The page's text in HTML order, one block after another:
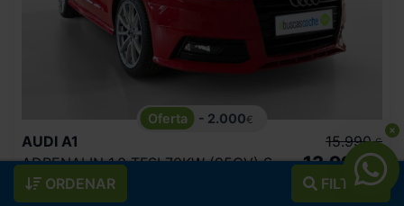
ORDENAR FILTROS
- 2.000€
AUDI A1
ADRENALIN 1.0 TFSI 70KW (95CV) SPORTBACK
67.604 km
15.990 €
13.990 €
184